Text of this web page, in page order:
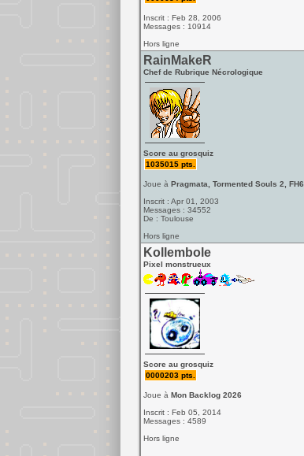
Inscrit : Feb 28, 2006
Messages : 10914
Hors ligne
RainMakeR
Chef de Rubrique Nécrologique
Score au grosquiz
1035015 pts.
Joue à Pragmata, Tormented Souls 2, FH6
Inscrit : Apr 01, 2003
Messages : 34552
De : Toulouse
Hors ligne
Kollembole
Pixel monstrueux
Score au grosquiz
0000203 pts.
Joue à Mon Backlog 2026
Inscrit : Feb 05, 2014
Messages : 4589
Hors ligne